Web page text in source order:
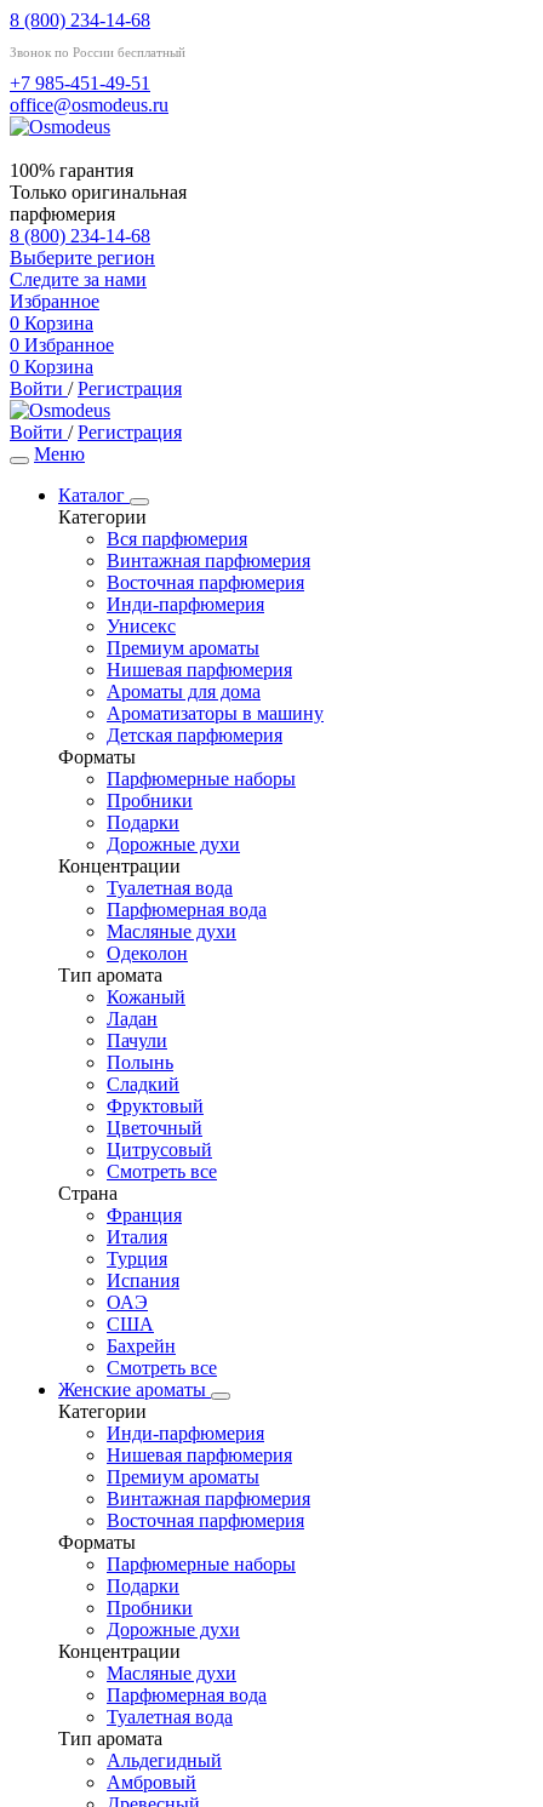
8 (800) 234-14-68
Звонок по России бесплатный
+7 985-451-49-51
office@osmodeus.ru
100% гарантия
Только оригинальная
парфюмерия
8 (800) 234-14-68
Выберите регион
Следите за нами
Избранное
0 Корзина
0 Избранное
0 Корзина
Войти / Регистрация
Войти / Регистрация
Меню
Каталог
Категории
Вся парфюмерия
Винтажная парфюмерия
Восточная парфюмерия
Инди-парфюмерия
Унисекс
Премиум ароматы
Нишевая парфюмерия
Ароматы для дома
Ароматизаторы в машину
Детская парфюмерия
Форматы
Парфюмерные наборы
Пробники
Подарки
Дорожные духи
Концентрации
Туалетная вода
Парфюмерная вода
Масляные духи
Одеколон
Тип аромата
Кожаный
Ладан
Пачули
Полынь
Сладкий
Фруктовый
Цветочный
Цитрусовый
Смотреть все
Страна
Франция
Италия
Турция
Испания
ОАЭ
США
Бахрейн
Смотреть все
Женские ароматы
Категории
Инди-парфюмерия
Нишевая парфюмерия
Премиум ароматы
Винтажная парфюмерия
Восточная парфюмерия
Форматы
Парфюмерные наборы
Подарки
Пробники
Дорожные духи
Концентрации
Масляные духи
Парфюмерная вода
Туалетная вода
Тип аромата
Альдегидный
Амбровый